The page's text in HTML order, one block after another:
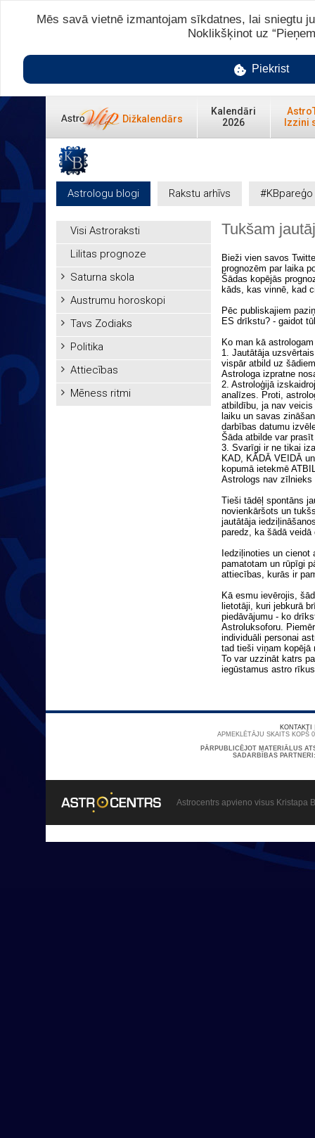
Dižkalendārs
Kalendāri
2026
Izzini
Astrologu blogi Rakstu arhīvs #KBpareģo
Visi Astroraksti
Lilitas prognoze
Saturna skola
Austrumu horoskopi
Tavs Zodiaks
Politika
Attiecības
Mēness ritmi
Tukšam
Bieži vien savos
prognozēm par laika
Šādas kopējās
kāds, kas vinnē, kad
Pēc publiskajiem
ES drīkstu? - gaidot
Ko man kā
1. Jautātāja
vispār atbild uz
Astrologa izpratne
2. Astroloģijā
analīzes. Proti,
atbildību, ja nav
laiku un savas
darbības datumu
Šāda atbilde var
3. Svarīgi ir ne tikai
KAD, KĀDĀ VEIDĀ
kopumā ietekmē
Astrologs nav zīlnieks
Tieši tādēļ spontāns
novienkāršots un
jautātāja
paredz, ka šādā
Iedziļinoties un
pamatotam un rūpīgi
attiecības, kurās ir
Kā esmu ievērojis,
lietotāji, kuri jebkurā
piedāvājumu - ko
Astroluksoforu.
individuāli personai
tad tieši viņam kopējā
To var uzzināt katrs
iegūstamus astro
KONTAKTI
APMEKLĒTĀJU SKAITS KOPŠ
PĀRPUBLICĒJOT MATERIĀLUS
SADARBĪBAS
Astrocentrs apvieno visus Kristapa
Mēs savā vietnē izmantojam sīkdatnes, lai sniegtu
Noklikšķinot uz
Piekrist